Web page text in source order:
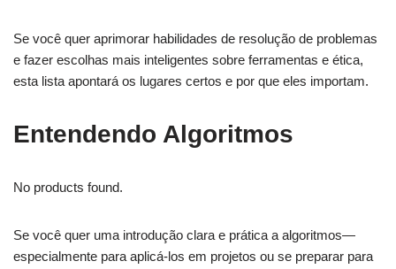
Se você quer aprimorar habilidades de resolução de problemas
e fazer escolhas mais inteligentes sobre ferramentas e ética,
esta lista apontará os lugares certos e por que eles importam.
Entendendo Algoritmos
No products found.
Se você quer uma introdução clara e prática a algoritmos—
especialmente para aplicá‑los em projetos ou se preparar para